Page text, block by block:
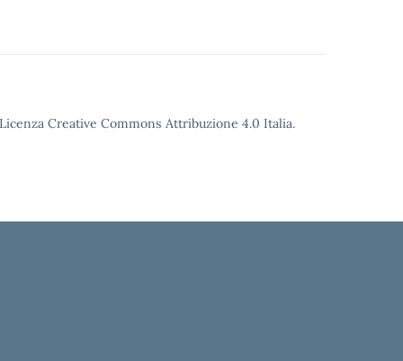
Creative Commons Attribuzione 4.0 Italia.